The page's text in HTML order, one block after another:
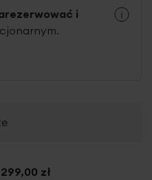
i
zł